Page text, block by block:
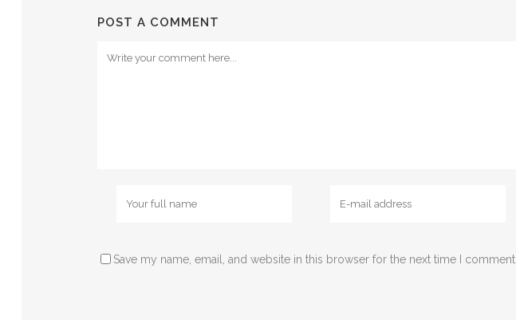
POST A COMMENT
Save my name, email, and website in this browser for the next time I comment.